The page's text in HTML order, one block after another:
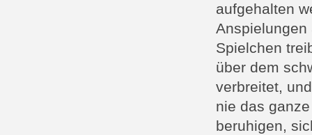
aufgehalten
Spielchen
über dem
verbreitet,
nie das
beruhigen,